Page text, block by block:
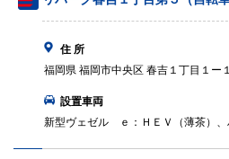
住 所
福岡県 福岡市中央区 春吉１丁目１ー
設置車両
新型ヴェゼル ｅ：ＨＥＶ（薄茶）、